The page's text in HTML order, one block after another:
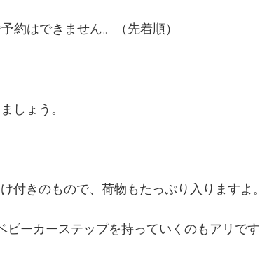
約はできません。（先着順）
しょう。
付きのもので、荷物もたっぷり入りますよ。
ーカーステップを持っていくのもアリです